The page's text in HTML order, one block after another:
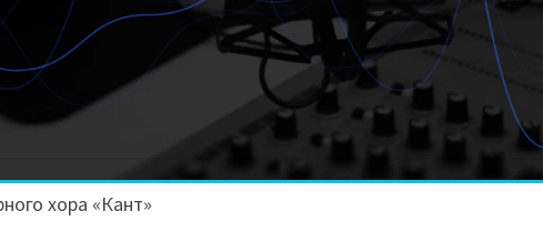
хора «Кант»